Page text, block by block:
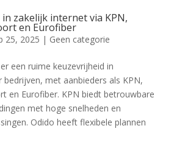
zakelijk internet via KPN,
en Eurofiber
25, 2025 | Geen categorie
een ruime keuzevrijheid in
bedrijven, met aanbieders als KPN,
en Eurofiber. KPN biedt betrouwbare
met hoge snelheden en
Odido heeft flexibele plannen